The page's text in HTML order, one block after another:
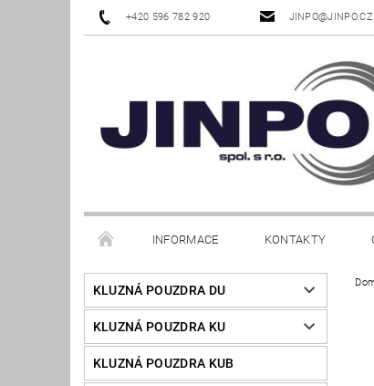
+420 596 782 920 JINPO@JINPO.CZ
INFORMACE KONTAKTY
KLUZNÁ POUZDRA DU
KLUZNÁ POUZDRA KU
KLUZNÁ POUZDRA KUB